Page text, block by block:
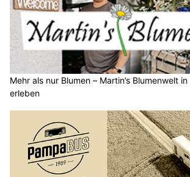
Mehr als nur Blumen – Martin’s Blumenwelt
erleben